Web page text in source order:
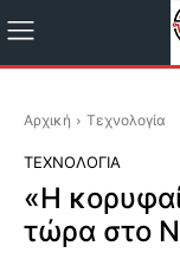
Αρχική Τεχνολογία
ΤΕΧΝΟΛΟΓΊΑ
«Η
τώρα στο